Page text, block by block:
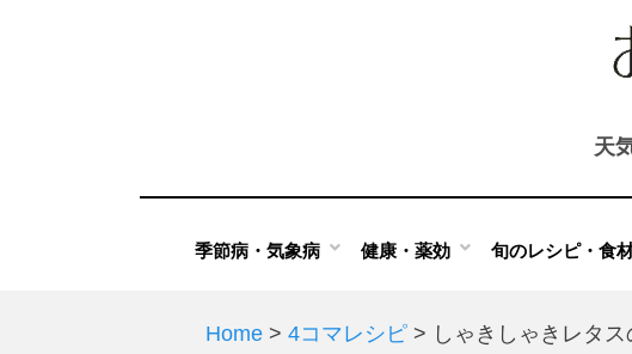
天
季節病・気象病 健康・薬効 旬のレシピ・食
Home > 4コマレシピ > しゃきしゃきレタ